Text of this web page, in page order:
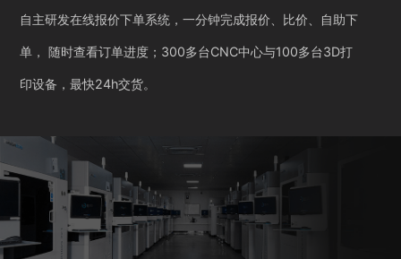
自主研发在线报价下单系统，一分钟完成报价、比价、自助下
单， 随时查看订单进度；300多台CNC中心与100多台3D打
印设备，最快24h交货。